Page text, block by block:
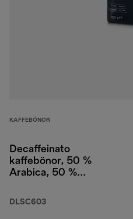
KAFFEBÖNOR
Decaffeinato
kaffebönor, 50 %
Arabica, 50 %
DLSC603